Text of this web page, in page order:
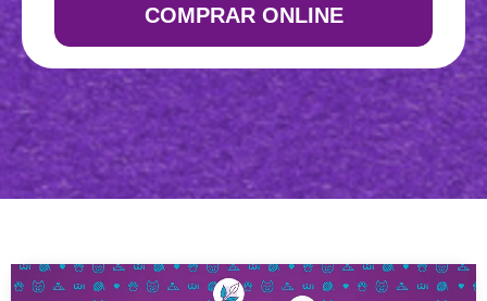
COMPRAR ONLINE